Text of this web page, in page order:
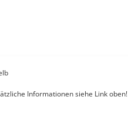
Informationen siehe Link oben!